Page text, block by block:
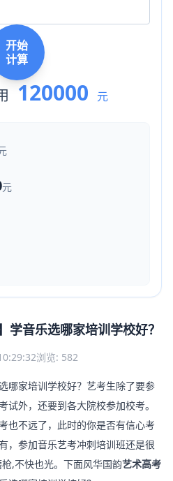
开始
计算
120000 元
元
学音乐选哪家培训学校好？
浏览: 582
哪家培训学校好？艺考生除了要参
试外，还要到各大院校参加校考。
也不远了，此时的你是否有信心考
，参加音乐艺考冲刺培训班还是很
,不快也光。下面风华国韵艺术高考